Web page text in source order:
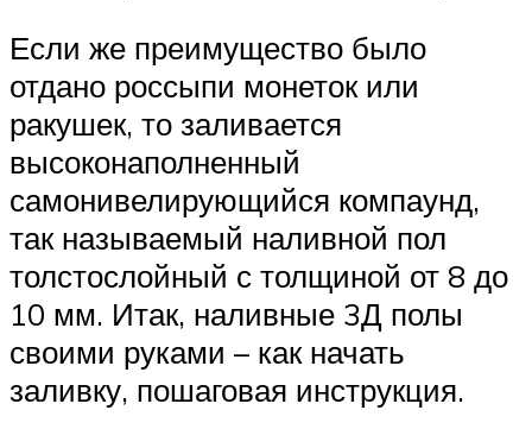
Если же преимущество было
отдано россыпи монеток или
ракушек, то заливается
высоконаполненный
самонивелирующийся компаунд,
так называемый наливной пол
толстослойный с толщиной от 8 до
10 мм. Итак, наливные 3Д полы
своими руками – как начать
заливку, пошаговая инструкция.